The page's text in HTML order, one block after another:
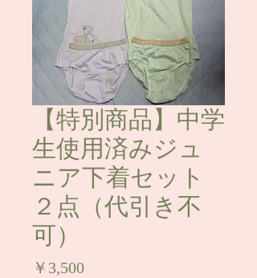
【特別商品】中学
生使用済みジュ
ニア下着セット
２点（代引き不
可）
￥3,500価